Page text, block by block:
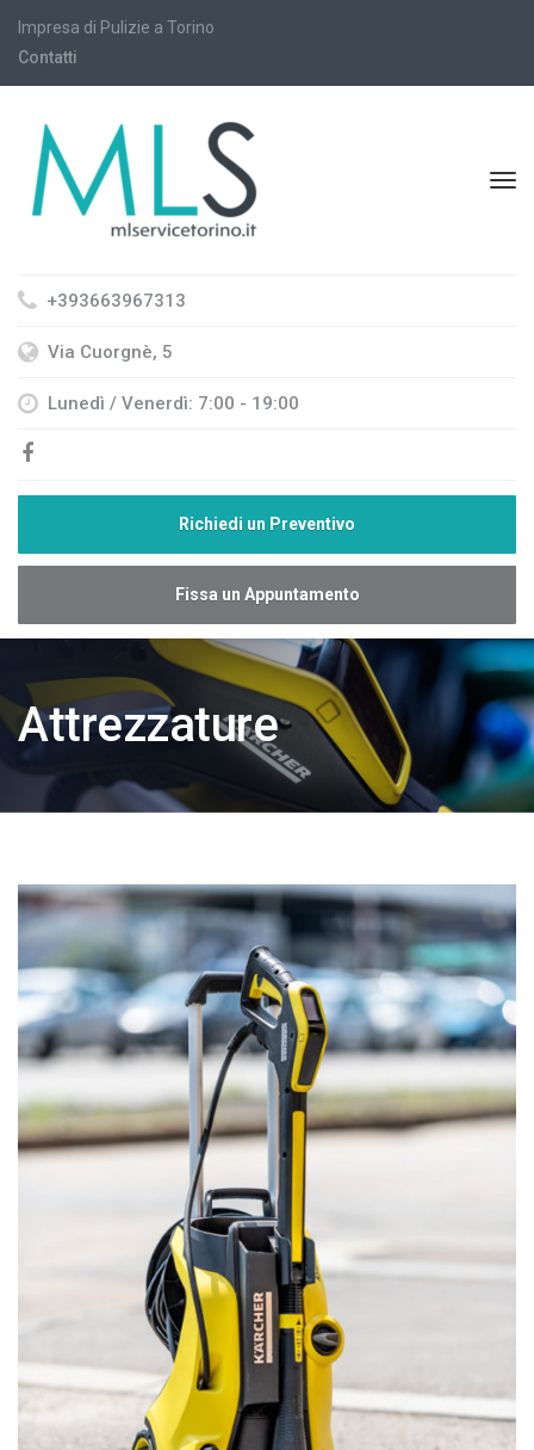
Impresa di Pulizie a Torino
Contatti
+393663967313
Via Cuorgnè, 5
Lunedì / Venerdì: 7:00 - 19:00
Richiedi un Preventivo
Fissa un Appuntamento
Attrezzature